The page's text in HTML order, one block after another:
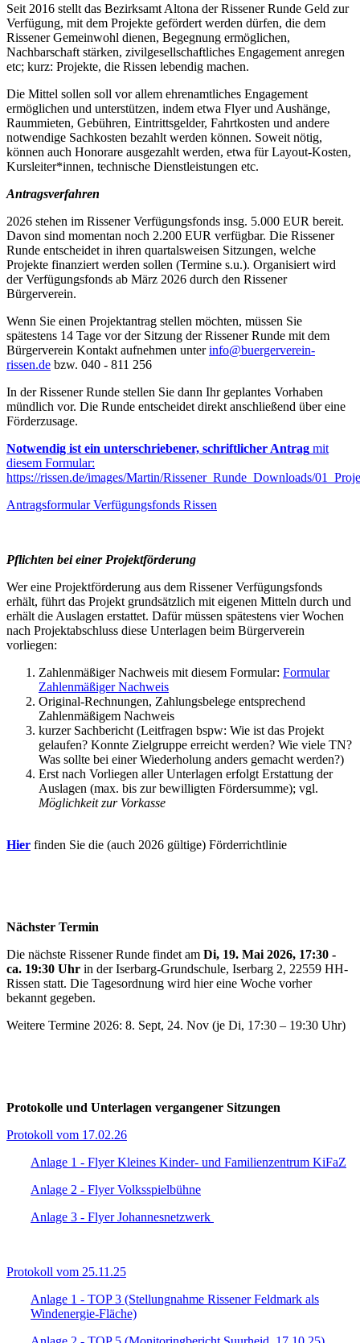
Seit 2016 stellt das Bezirksamt Altona der Rissener Runde Geld zur
Verfügung, mit dem Projekte gefördert werden dürfen, die dem
Rissener Gemeinwohl dienen, Begegnung ermöglichen,
Nachbarschaft stärken, zivilgesellschaftliches Engagement anregen
etc; kurz: Projekte, die Rissen lebendig machen.
Die Mittel sollen soll vor allem ehrenamtliches Engagement
ermöglichen und unterstützen, indem etwa Flyer und Aushänge,
Raummieten, Gebühren, Eintrittsgelder, Fahrtkosten und andere
notwendige Sachkosten bezahlt werden können. Soweit nötig,
können auch Honorare ausgezahlt werden, etwa für Layout-Kosten,
Kursleiter*innen, technische Dienstleistungen etc.
Antragsverfahren
2026 stehen im Rissener Verfügungsfonds insg. 5.000 EUR bereit.
Davon sind momentan noch 2.200 EUR verfügbar. Die Rissener
Runde entscheidet in ihren quartalsweisen Sitzungen, welche
Projekte finanziert werden sollen (Termine s.u.). Organisiert wird
der Verfügungsfonds ab März 2026 durch den Rissener
Bürgerverein.
Wenn Sie einen Projektantrag stellen möchten, müssen Sie
spätestens 14 Tage vor der Sitzung der Rissener Runde mit dem
Bürgerverein Kontakt aufnehmen unterinfo@buergerverein-
rissen.de bzw. 040 - 811 256
In der Rissener Runde stellen Sie dann Ihr geplantes Vorhaben
mündlich vor. Die Runde entscheidet direkt anschließend über eine
Förderzusage.
Notwendig ist ein unterschriebener, schriftlicher Antrag mit
diesem Formular:
https://rissen.de/images/Martin/Rissener_Runde_Downloads/
Antragsformular Verfügungsfonds Rissen
Pflichten bei einer Projektförderung
Wer eine Projektförderung aus dem Rissener Verfügungsfonds
erhält, führt das Projekt grundsätzlich mit eigenen Mitteln durch und
erhält die Auslagen erstattet. Dafür müssen spätestens vier Wochen
nach Projektabschluss diese Unterlagen beim Bürgerverein
vorliegen:
Zahlenmäßiger Nachweis mit diesem Formular: Formular
Zahlenmäßiger Nachweis
Original-Rechnungen, Zahlungsbelege entsprechend
Zahlenmäßigem Nachweis
kurzer Sachbericht (Leitfragen bspw: Wie ist das Projekt
gelaufen? Konnte Zielgruppe erreicht werden? Wie viele TN?
Was sollte bei einer Wiederholung anders gemacht werden?)
Erst nach Vorliegen aller Unterlagen erfolgt Erstattung der
Auslagen (max. bis zur bewilligten Fördersumme); vgl.
Möglichkeit zur Vorkasse
Hier finden Sie die (auch 2026 gültige) Förderrichtlinie
Nächster Termin
Die nächste Rissener Runde findet am Di, 19. Mai 2026, 17:30 -
ca. 19:30 Uhr in der Iserbarg-Grundschule, Iserbarg 2, 22559 HH-
Rissen statt. Die Tagesordnung wird hier eine Woche vorher
bekannt gegeben.
Weitere Termine 2026: 8. Sept, 24. Nov (je Di, 17:30 – 19:30 Uhr)
Protokolle und Unterlagen vergangener Sitzungen
Protokoll vom 17.02.26
Anlage 1 - Flyer Kleines Kinder- und Familienzentrum KiFaZ
Anlage 2 - Flyer Volksspielbühne
Anlage 3 - Flyer Johannesnetzwerk
Protokoll vom 25.11.25
Anlage 1 - TOP 3 (Stellungnahme Rissener Feldmark als
Windenergie-Fläche)